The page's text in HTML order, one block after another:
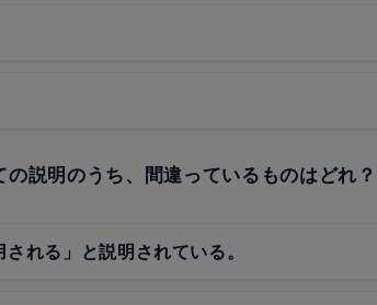
説明のうち、間違っているものはどれ？
れる」と説明されている。